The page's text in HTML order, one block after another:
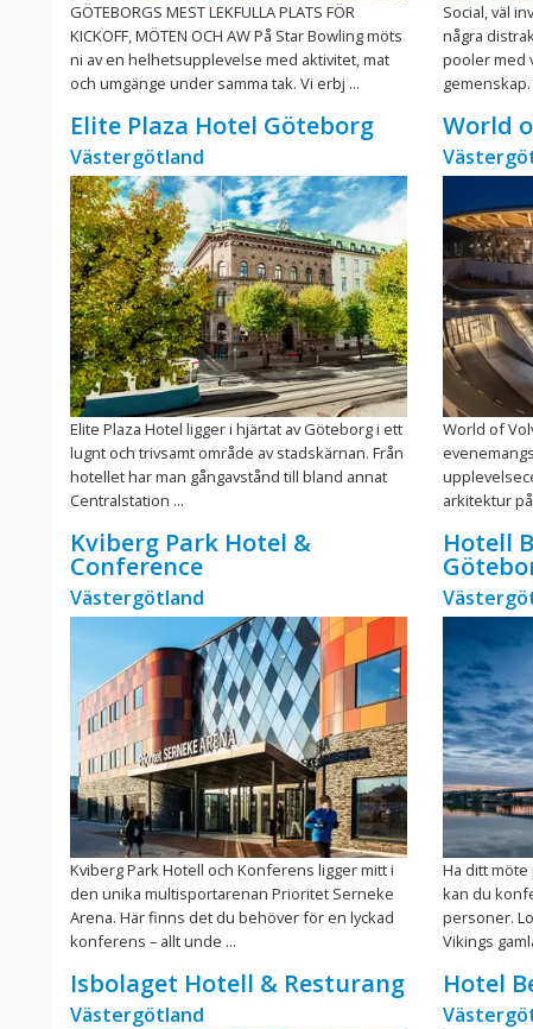
GÖTEBORGS MEST LEKFULLA PLATS FÖR
KICKOFF, MÖTEN OCH AW På Star Bowling möts
ni av en helhetsupplevelse med aktivitet, mat
och umgänge under samma tak. Vi erbj ...
Elite Plaza Hotel Göteborg
Västergötland
Elite Plaza Hotel ligger i hjärtat av Göteborg i ett
lugnt och trivsamt område av stadskärnan. Från
hotellet har man gångavstånd till bland annat
Centralstation ...
Kviberg Park Hotel &
Conference
Västergötland
Kviberg Park Hotell och Konferens ligger mitt i
den unika multisportarenan Prioritet Serneke
Arena. Här finns det du behöver för en lyckad
konferens – allt unde ...
Isbolaget Hotell & Resturang
Västergötland
Social, väl
några
pooler med
World
World of
arkitektur
Hotell
Ha ditt möte
kan du
personer.
Vikings
Hotel